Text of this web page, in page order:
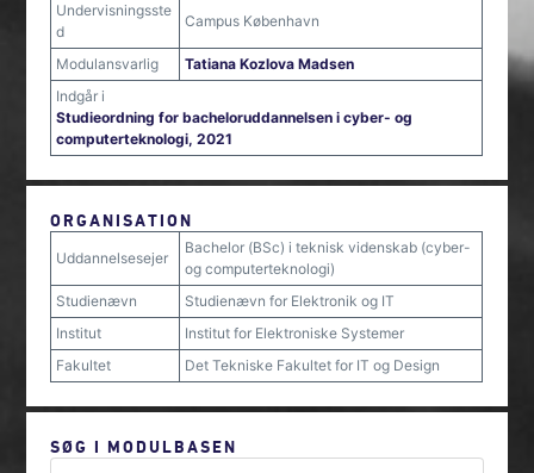
Undervisningsste
d
Campus København
Modulansvarlig
Tatiana Kozlova Madsen
Indgår i
Studieordning for bacheloruddannelsen i cyber- og
computerteknologi, 2021
ORGANISATION
Uddannelsesejer
Bachelor (BSc) i teknisk videnskab (cyber-
og computerteknologi)
Studienævn
Studienævn for Elektronik og IT
Institut
Institut for Elektroniske Systemer
Fakultet
Det Tekniske Fakultet for IT og Design
SØG I MODULBASEN